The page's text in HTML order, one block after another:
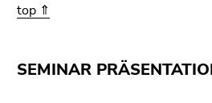
top ⇑
SEMINAR